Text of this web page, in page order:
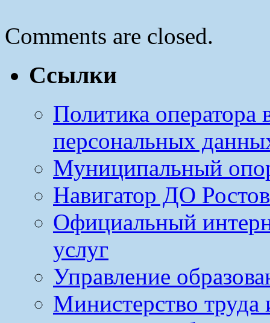
Comments are closed.
Ссылки
Политика оператора
персональных
Муниципальный
Навигатор ДО
Официальный
услуг
Управление
Министерство труда